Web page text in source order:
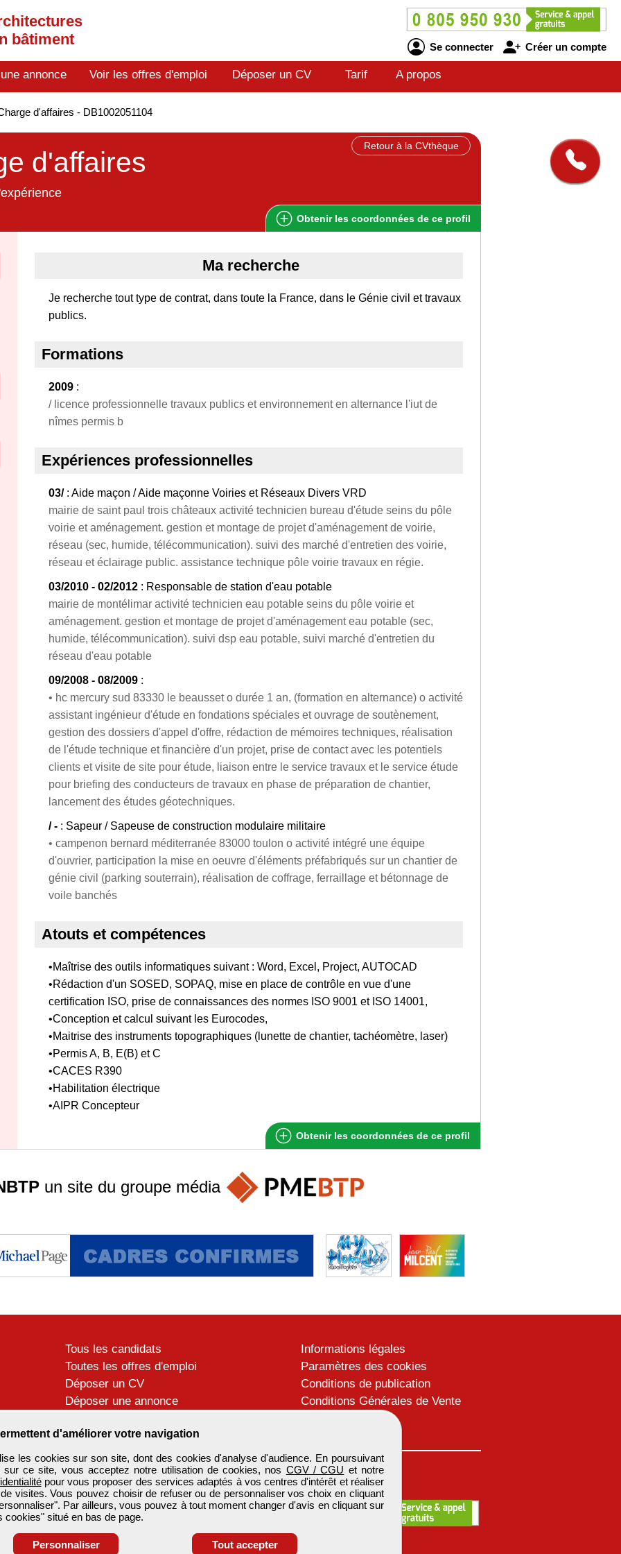
bâtiment
Se connecter Créer un compte
annonce Voir les offres d'emploi Déposer un CV Tarif A propos
d'affaires - DB1002051104
Retour à la CVthèque
d'affaires
Obtenir les coordonnées de ce profil
Ma recherche
Je recherche tout type de contrat, dans toute la France, dans le Génie civil et travaux
publics.
Formations
2009 :
/ licence professionnelle travaux publics et environnement en alternance l'iut de
nîmes permis b
Expériences professionnelles
03/: Aide maçon / Aide maçonne Voiries et Réseaux Divers VRD
mairie de saint paul trois châteaux activité technicien bureau d'étude seins du pôle
voirie et aménagement. gestion et montage de projet d'aménagement de voirie,
réseau (sec, humide, télécommunication). suivi des marché d'entretien des voirie,
réseau et éclairage public. assistance technique pôle voirie travaux en régie.
03/2010 - 02/2012 : Responsable de station d'eau potable
mairie de montélimar activité technicien eau potable seins du pôle voirie et
aménagement. gestion et montage de projet d'aménagement eau potable (sec,
humide, télécommunication). suivi dsp eau potable, suivi marché d'entretien du
réseau d'eau potable
09/2008 - 08/2009 :
• hc mercury sud 83330 le beausset o durée 1 an, (formation en alternance) o activité
assistant ingénieur d'étude en fondations spéciales et ouvrage de soutènement,
gestion des dossiers d'appel d'offre, rédaction de mémoires techniques, réalisation
de l'étude technique et financière d'un projet, prise de contact avec les potentiels
clients et visite de site pour étude, liaison entre le service travaux et le service étude
pour briefing des conducteurs de travaux en phase de préparation de chantier,
lancement des études géotechniques.
/ - : Sapeur / Sapeuse de construction modulaire militaire
• campenon bernard méditerranée 83000 toulon o activité intégré une équipe
d'ouvrier, participation la mise en oeuvre d'éléments préfabriqués sur un chantier de
génie civil (parking souterrain), réalisation de coffrage, ferraillage et bétonnage de
voile banchés
Atouts et compétences
•Maîtrise des outils informatiques suivant : Word, Excel, Project, AUTOCAD
•Rédaction d'un SOSED, SOPAQ, mise en place de contrôle en vue d'une
certification ISO, prise de connaissances des normes ISO 9001 et ISO 14001,
•Conception et calcul suivant les Eurocodes,
•Maitrise des instruments topographiques (lunette de chantier, tachéomètre, laser)
•Permis A, B, E(B) et C
•CACES R390
•Habilitation électrique
•AIPR Concepteur
Obtenir les coordonnées de ce profil
d'améliorer votre navigation
les cookies sur son site, dont des cookies d'analyse d'audience. En poursuivant
sur ce site, vous acceptez notre utilisation de cookies, nos CGV / CGU et notre
pour vous proposer des services adaptés à vos centres d'intérêt et réaliser
visites. Vous pouvez choisir de refuser ou de personnaliser vos choix en cliquant
Par ailleurs, vous pouvez à tout moment changer d'avis en cliquant sur
cookies" situé en bas de page.
Personnaliser Tout accepter
un site du groupe média
Tous les candidats
Toutes les offres d'emploi
Déposer un CV
Déposer une annonce
Informations légales
Paramètres des cookies
Conditions de publication
Conditions Générales de Vente